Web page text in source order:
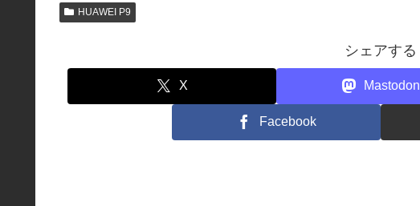
HUAWEI P9
シェアする
X Mastodon
Facebook